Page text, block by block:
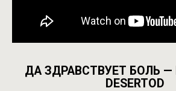
ДА ЗДРАВСТВУЕТ БОЛЬ —
DESERTOD